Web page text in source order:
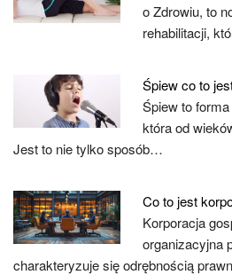
o Zdrowiu, to
rehabilitacji,
Śpiew co to
Śpiew to
która od
Jest to nie tylko sposób…
Co to jest
Korporacja
organizacyjna
charakteryzuje się odrębnością